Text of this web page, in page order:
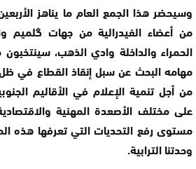
وسيحضر هذا الجمع العام ما يناهز
من أعضاء الفيدرالية من جهات گلميم
الحمراء والداخلة وادي الذهب،
مهامه البحث عن سبل إنقاذ القطاع في ظل
من أجل تنمية الإعلام في الأقاليم
على مختلف الأصعدة المهنية
مستوى رفع التحديات التي تعرفها هذه
وحدتنا الترابية.